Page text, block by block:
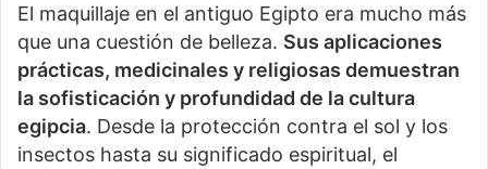
El maquillaje en el antiguo Egipto era mucho más
que una cuestión de belleza. Sus aplicaciones
prácticas, medicinales y religiosas demuestran
la sofisticación y profundidad de la cultura
egipcia. Desde la protección contra el sol y los
insectos hasta su significado espiritual, el